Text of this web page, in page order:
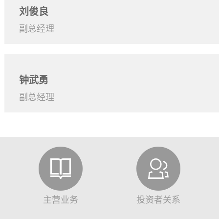
刘俊良
副总经理
钟武勇
副总经理
主营业务 投资者关系